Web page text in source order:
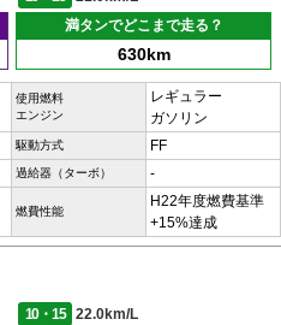
満タンでどこまで走る？
630km
使用燃料
エンジン
レギュラー
ガソリン
駆動方式 FF
過給器（ターボ） -
燃費性能
H22年度燃費基準
+15%達成
10・15
22.0km/L